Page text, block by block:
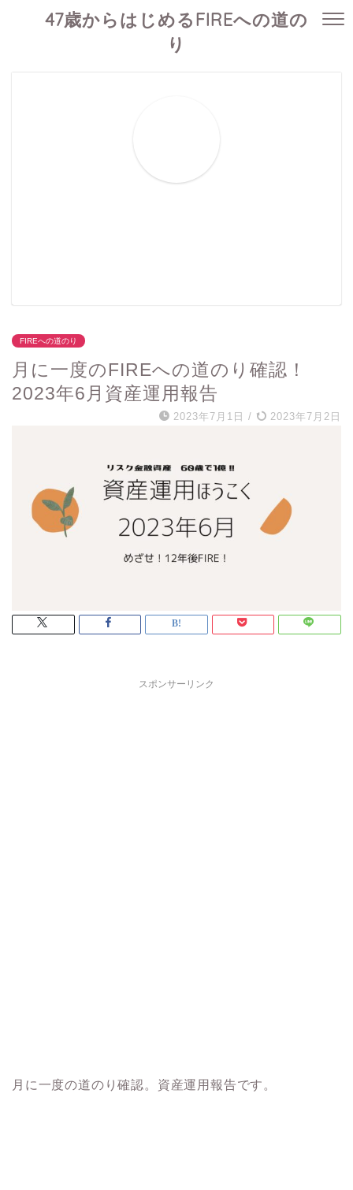
47歳からはじめるFIREへの道の
り
FIREへの道のり
月に一度のFIREへの道のり確認！
2023年6月資産運用報告
2023年7月1日 / 2023年7月2日
スポンサーリンク
月に一度の道のり確認。資産運用報告です。